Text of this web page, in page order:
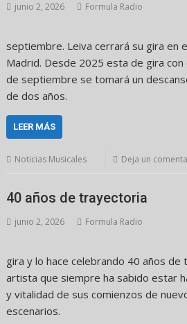
junio 2, 2026 Formula Radio
septiembre. Leiva cerrará su gira en
Madrid. Desde 2025 esta de gira
de septiembre se tomará un
de dos años.
LEER MÁS
Noticias Musicales Deja un
40 años de trayectoria
junio 2, 2026 Formula Radio
gira y lo hace celebrando 40 años de
artista que siempre ha sabido estar
y vitalidad de sus comienzos de
escenarios.